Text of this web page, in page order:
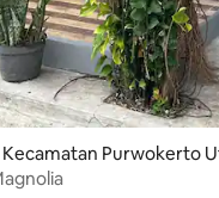
Kecamatan Purwokerto